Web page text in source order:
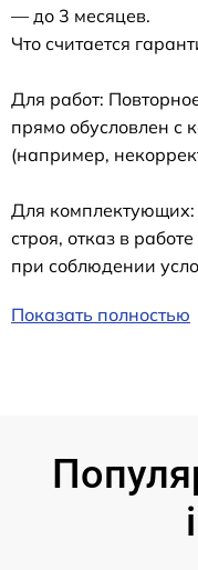
— до 3 месяцев.
Что считается
Для работ:
прямо обусловлен с
(например,
Для
строя, отказ в
при соблюдении
Показать полностью